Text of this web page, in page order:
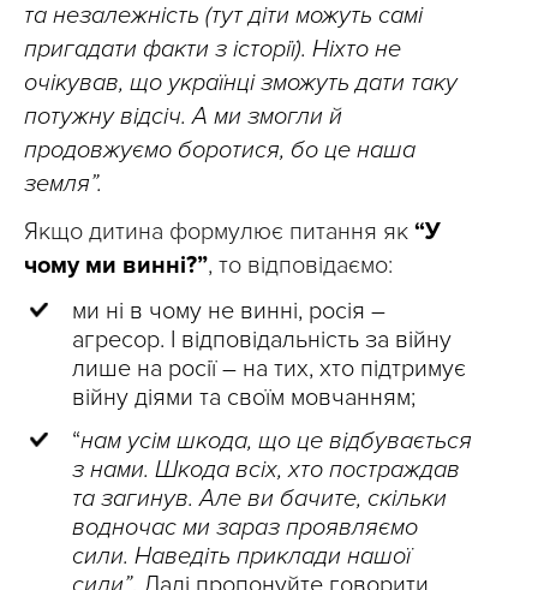
та незалежність (тут діти можуть самі
пригадати факти з історії). Ніхто не
очікував, що українці зможуть дати таку
потужну відсіч. А ми змогли й
продовжуємо боротися, бо це наша
земля”.
Якщо дитина формулює питання як “У
чому ми винні?”, то відповідаємо:
ми ні в чому не винні, росія –
агресор. І відповідальність за війну
лише на росії – на тих, хто підтримує
війну діями та своїм мовчанням;
“нам усім шкода, що це відбувається
з нами. Шкода всіх, хто постраждав
та загинув. Але ви бачите, скільки
водночас ми зараз проявляємо
сили. Наведіть приклади нашої